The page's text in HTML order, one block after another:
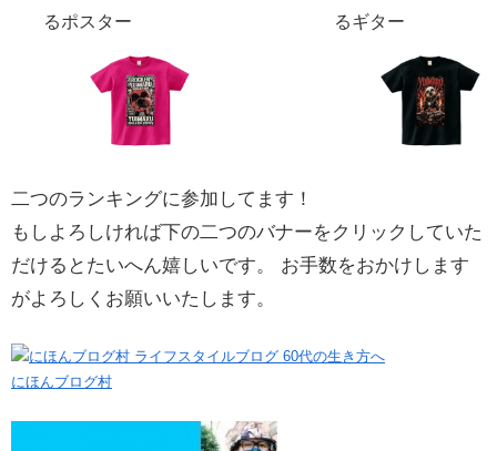
るポスター
るギター
二つのランキングに参加してます！
もしよろしければ下の二つのバナーをクリックしていた
だけるとたいへん嬉しいです。 お手数をおかけします
がよろしくお願いいたします。
にほんブログ村